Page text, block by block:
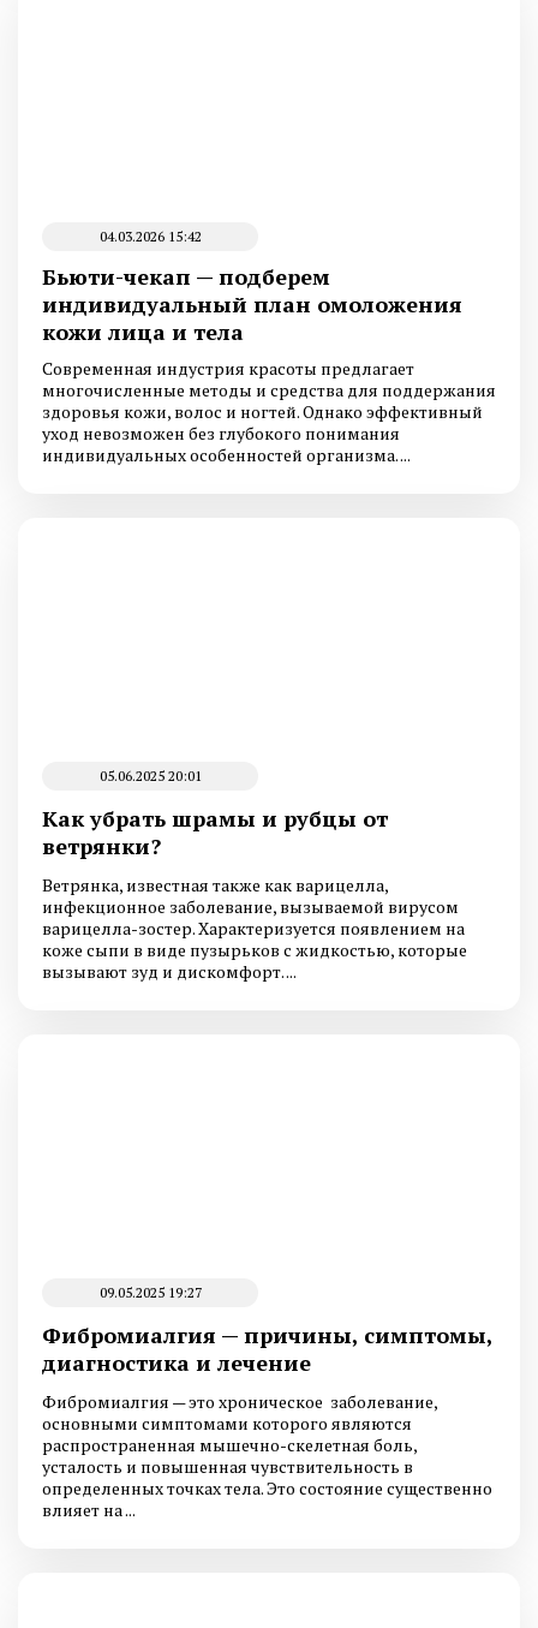
04.03.2026 15:42
Бьюти-чекап — подберем
индивидуальный план омоложения
кожи лица и тела
Современная индустрия красоты предлагает
многочисленные методы и средства для поддержания
здоровья кожи, волос и ногтей. Однако эффективный
уход невозможен без глубокого понимания
индивидуальных особенностей организма. ...
05.06.2025 20:01
Как убрать шрамы и рубцы от
ветрянки?
Ветрянка, известная также как варицелла,
инфекционное заболевание, вызываемой вирусом
варицелла-зостер. Характеризуется появлением на
коже сыпи в виде пузырьков с жидкостью, которые
вызывают зуд и дискомфорт. ...
09.05.2025 19:27
Фибромиалгия — причины, симптомы,
диагностика и лечение
Фибромиалгия — это хроническое заболевание,
основными симптомами которого являются
распространенная мышечно-скелетная боль,
усталость и повышенная чувствительность в
определенных точках тела. Это состояние существенно
влияет на ...